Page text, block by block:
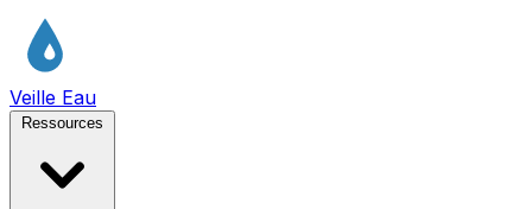
Veille Eau
Ressources